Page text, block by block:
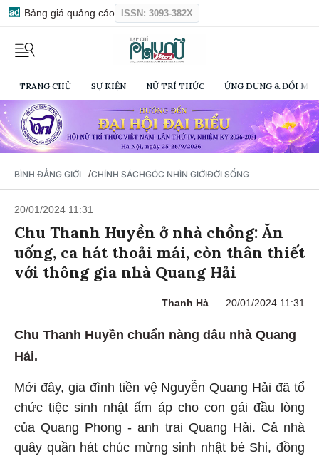
Bảng giá quảng cáo ISSN: 3093-382X
TRANG CHỦ SỰ KIỆN NỮ TRÍ THỨC ỨNG DỤNG & ĐỔI
BÌNH ĐẲNG GIỚI /CHÍNH SÁCHGÓC NHÌN GIỚIĐỜI SỐNG
20/01/2024 11:31
Chu Thanh Huyền ở nhà chồng: Ăn
uống, ca hát thoải mái, còn thân thiết
với thông gia nhà Quang Hải
Thanh Hà 20/01/2024 11:31
Chu Thanh Huyền chuẩn nàng dâu nhà Quang
Hải.
Mới đây, gia đình tiền vệ Nguyễn Quang Hải đã tổ
chức tiệc sinh nhật ấm áp cho con gái đầu lòng
của Quang Phong - anh trai Quang Hải. Cả nhà
quây quần hát chúc mừng sinh nhật bé Shi, đồng